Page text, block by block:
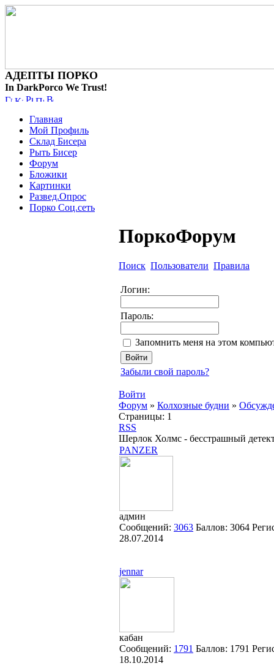
АДЕПТЫ ПОРКО
In DarkPorco We Trust!
Главная
Мой Профиль
Склад Бисера
Рыть Бисер
Форум
Бложики
Картинки
Развед.Опрос
Порко Соц.сеть
ПоркоФорум
Поиск Пользователи Правила
Логин:
Пароль:
Запомнить меня на этом
Забыли свой пароль?
Войти
Форум » Колхозные будни »
Страницы: 1
RSS
Шерлок Холмс - бесстрашный
PANZER
админ
Сообщений: 3063 Баллов: 3064
28.07.2014
jennar
кабан
Сообщений: 1791 Баллов: 1791
18.10.2014